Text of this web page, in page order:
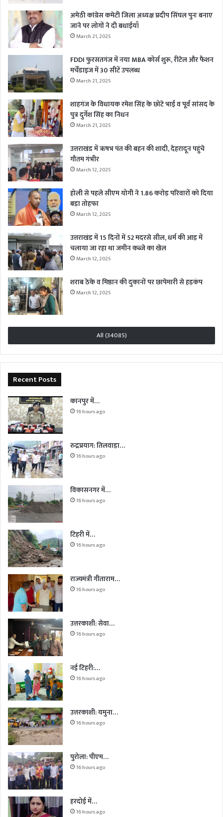
अमेठी कांग्रेस कमेटी जिला अध्यक्ष प्रदीप सिंघल पुनः बनाए
जाने पर लोगों ने दी बधाईयाँ
March 21, 2025
FDDI फुरसतगंज में नया MBA कोर्स शुरू, रीटेल और फैशन
मर्चेंडाइज में 30 सीटें उपलब्ध
March 21, 2025
शाहगंज के विधायक रमेश सिंह के छोटे भाई व पूर्व सांसद के
पुत्र दुर्गेश सिंह का निधन
March 21, 2025
उत्तराखंड में ऋषभ पंत की बहन की शादी, देहरादून पहुंचे
गौतम गंभीर
March 12, 2025
होली से पहले सीएम योगी ने 1.86 करोड़ परिवारों को दिया
बड़ा तोहफा
March 12, 2025
उत्तराखंड में 15 दिनों में 52 मदरसे सील, धर्म की आड़ में
चलाया जा रहा था जमीन कब्जे का खेल
March 12, 2025
शराब ठेके व मिष्ठान की दुकानों पर छापेमारी से हड़कंप
March 12, 2025
All (34085)
Recent Posts
कानपुर में…
16 hours ago
रुद्रप्रयाग: तिलवाड़ा…
16 hours ago
विकासनगर में…
16 hours ago
टिहरी में…
16 hours ago
राज्यमंत्री गीताराम…
16 hours ago
उत्तरकाशी: सेवा…
16 hours ago
नई टिहरी:…
16 hours ago
उत्तरकाशी: यमुना…
16 hours ago
पुरोला: पीएम…
16 hours ago
हरदोई में…
16 hours ago